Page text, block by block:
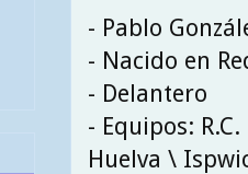
- Pablo
- Nacido en
- Delantero
- Equipos:
Huelva \